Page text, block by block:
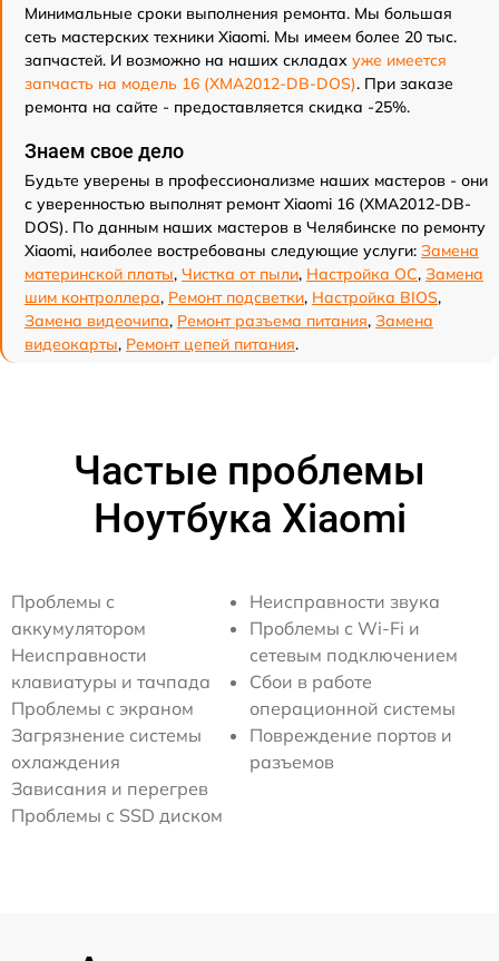
Минимальные сроки выполнения ремонта. Мы большая
сеть мастерских техники Xiaomi. Мы имеем более 20 тыс.
запчастей. И возможно на наших складах уже имеется
запчасть на модель 16 (XMA2012-DB-DOS). При заказе
ремонта на сайте - предоставляется скидка -25%.
Знаем свое дело
Будьте уверены в профессионализме наших мастеров - они
с уверенностью выполнят ремонт Xiaomi 16 (XMA2012-DB-
DOS). По данным наших мастеров в Челябинске по ремонту
Xiaomi, наиболее востребованы следующие услуги: Замена
материнской платы, Чистка от пыли, Настройка ОС, Замена
шим контроллера, Ремонт подсветки, Настройка BIOS,
Замена видеочипа, Ремонт разъема питания, Замена
видеокарты, Ремонт цепей питания.
Частые проблемы
Ноутбука Xiaomi
Проблемы с
аккумулятором
Неисправности
клавиатуры и тачпада
Проблемы с экраном
Загрязнение системы
охлаждения
Неисправности звука
Проблемы с Wi-Fi и
сетевым подключением
Сбои в работе
операционной системы
Повреждение портов и
разъемов
Зависания и перегрев
Проблемы с SSD диском